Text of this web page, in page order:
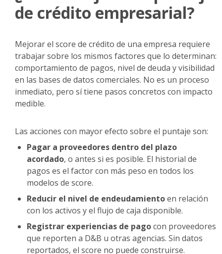
de crédito empresarial?
Mejorar el score de crédito de una empresa requiere
trabajar sobre los mismos factores que lo determinan:
comportamiento de pagos, nivel de deuda y visibilidad
en las bases de datos comerciales. No es un proceso
inmediato, pero sí tiene pasos concretos con impacto
medible.
Las acciones con mayor efecto sobre el puntaje son:
Pagar a proveedores dentro del plazo
acordado, o antes si es posible. El historial de
pagos es el factor con más peso en todos los
modelos de score.
Reducir el nivel de endeudamientoen relación
con los activos y el flujo de caja disponible.
Registrar experiencias de pagocon proveedores
que reporten a D&B u otras agencias. Sin datos
reportados, el score no puede construirse.